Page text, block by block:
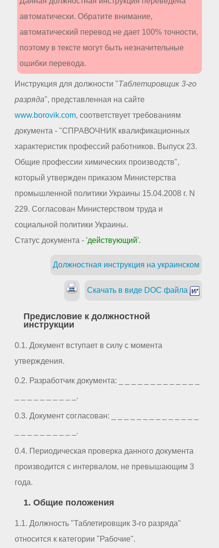
автоматически. Обратите внимание,
автоматический перевод не дает 100% точности,
поэтому в тексте могут быть незначительные
ошибки перевода.
Инструкция для должности "Таблетировщик 3-го
разряда", представленная на сайте
www.borovik.com, соответствует требованиям
документа - "СПРАВОЧНИК квалификационных
характеристик профессий работников. Выпуск 23.
Общие профессии химических производств",
который утвержден приказом Министерства
промышленной политики Украины 15.04.2008 г. N
229. Согласован Министерством труда и
социальной политики Украины.
Статус документа - 'действующий'.
Должностная инструкция на украинском
Скачать в виде DOC файла
Предисловие к должностной
инструкции
0.1. Документ вступает в силу с момента
утверждения.
0.2. Разработчик документа: _ _ _ _ _ _ _ _ _ _ _ _ _
_ _ _ _ _ _ _ _ _ _.
0.3. Документ согласован: _ _ _ _ _ _ _ _ _ _ _ _ _ _
_ _ _ _ _ _ _ _ _ _.
0.4. Периодическая проверка данного документа
производится с интервалом, не превышающим 3
года.
1. Общие положения
1.1. Должность "Таблетировщик 3-го разряда"
относится к категории "Рабочие".